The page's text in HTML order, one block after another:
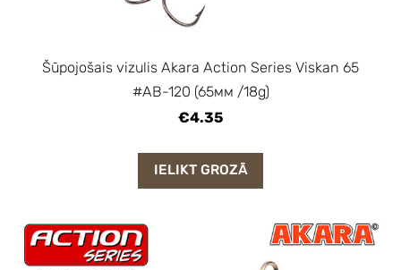
Šūpojošais vizulis Akara Action Series Viskan 65
#AB-120 (65мм /18g)
€4.35
IELIKT GROZĀ